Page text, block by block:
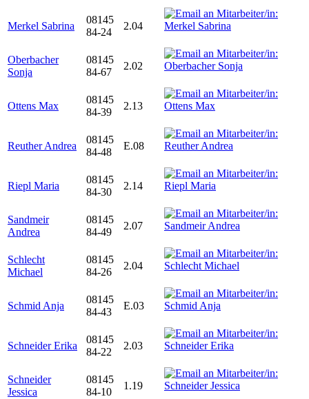
Merkel Sabrina
08145
84-24
2.04
Oberbacher
Sonja
08145
84-67
2.02
Ottens Max
08145
84-39
2.13
Reuther Andrea
08145
84-48
E.08
Riepl Maria
08145
84-30
2.14
Sandmeir
Andrea
08145
84-49
2.07
Schlecht
Michael
08145
84-26
2.04
Schmid Anja
08145
84-43
E.03
Schneider Erika
08145
84-22
2.03
Schneider
Jessica
08145
84-10
1.19